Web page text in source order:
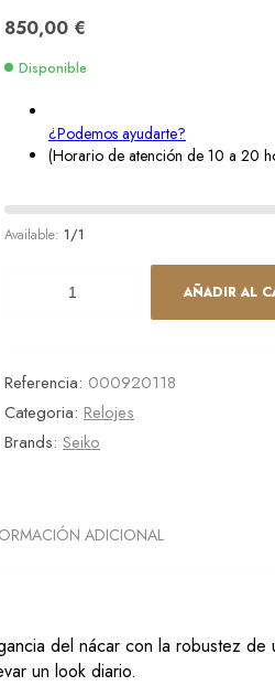
850,00 €
Disponible
¿Podemos ayudarte?
(Horario de atención de 10 a 20
Available: 1/1
AÑADIR AL
Referencia: 000920118
Categoria: Relojes
Brands: Seiko
ADICIONAL
del nácar con la robustez de
un look diario.